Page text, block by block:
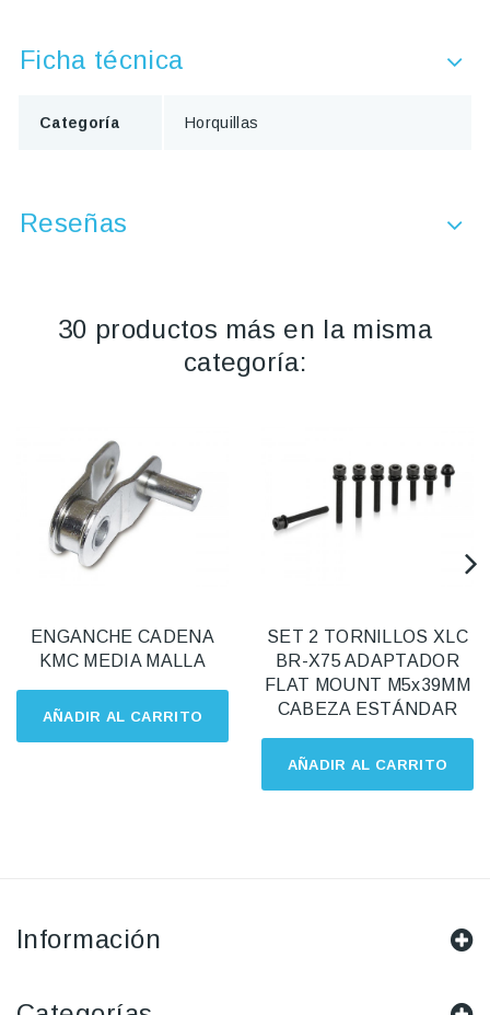
Ficha técnica
Categoría Horquillas
Reseñas
30 productos más en la misma
categoría:
AÑADIR AL CARRITO
ENGANCHE CADENA
KMC MEDIA MALLA
AÑADIR AL CARRITO
SET 2 TORNILLOS XLC
BR-X75 ADAPTADOR
FLAT MOUNT M5x39MM
CABEZA ESTÁNDAR
Información